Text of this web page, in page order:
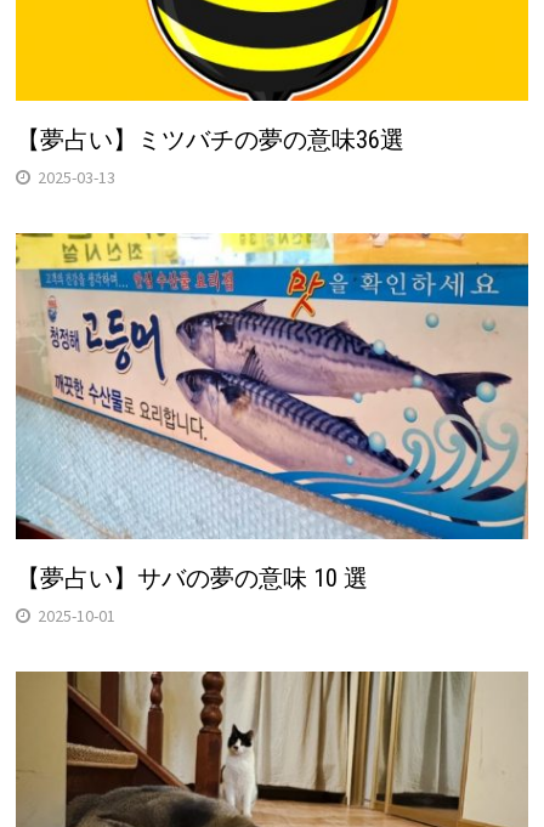
【夢占い】ミツバチの夢の意味36選
2025-03-13
【夢占い】サバの夢の意味 10 選
2025-10-01